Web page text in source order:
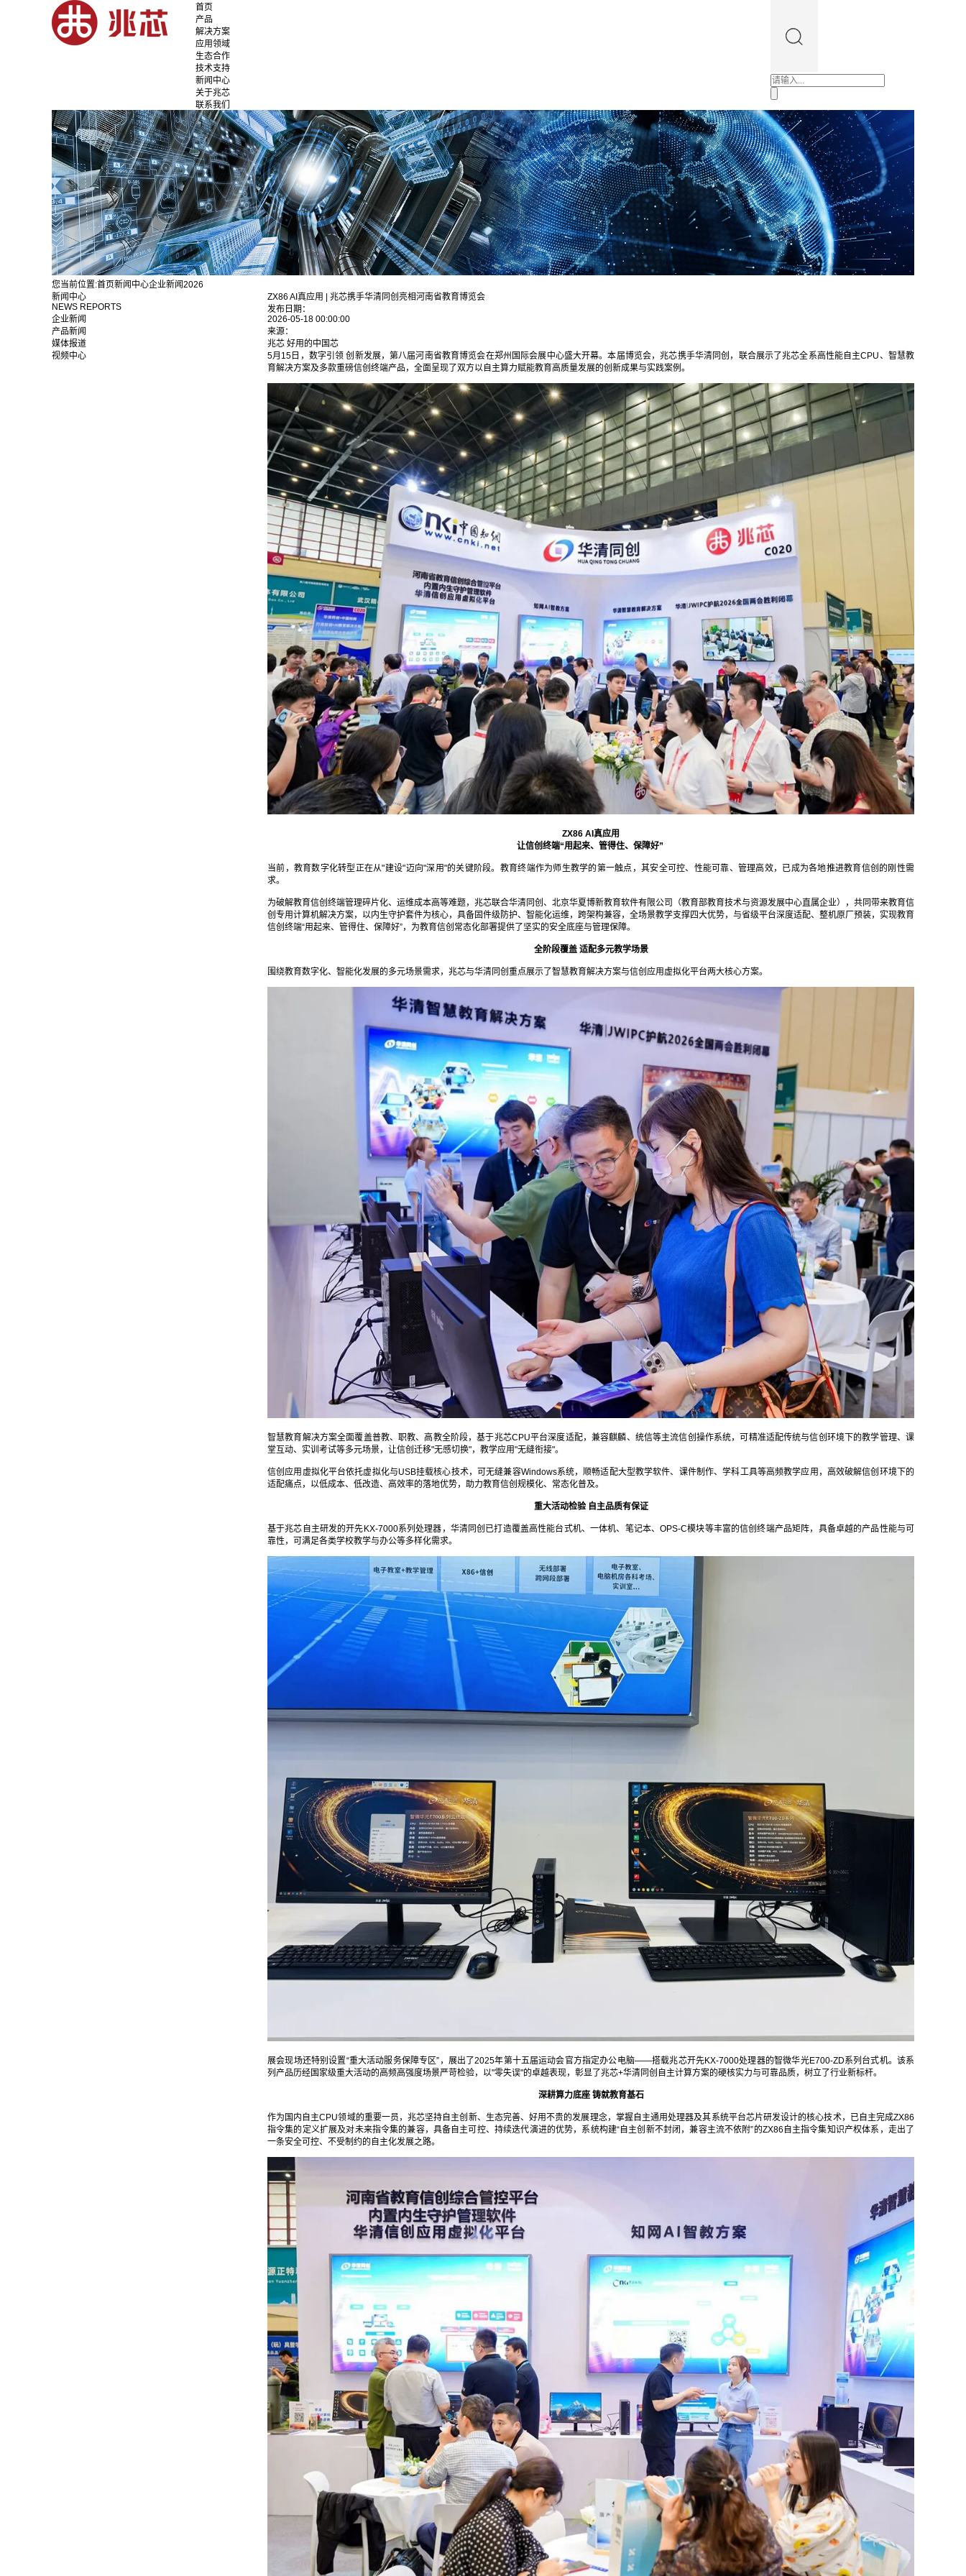
首页
产品
解决方案
应用领域
生态合作
技术支持
新闻中心
关于兆芯
联系我们
您当前位置:首页新闻中心企业新闻2026
新闻中心
NEWS REPORTS
企业新闻
产品新闻
媒体报道
视频中心
ZX86 AI真应用 | 兆芯携手华清同创亮相河南省教育博览会
发布日期：
2026-05-18 00:00:00
来源：
兆芯 好用的中国芯
5月15日，数字引领 创新发展，第八届河南省教育博览会在郑州国际会展中心盛大开幕。本届博览会，兆芯携手华清同创，联合展示了兆芯全系高性能自主CPU、智慧教
育解决方案及多款重磅信创终端产品，全面呈现了双方以自主算力赋能教育高质量发展的创新成果与实践案例。
ZX86 AI真应用
让信创终端“用起来、管得住、保障好”
当前，教育数字化转型正在从"建设"迈向"深用"的关键阶段。教育终端作为师生教学的第一触点，其安全可控、性能可靠、管理高效，已成为各地推进教育信创的刚性需
求。
为破解教育信创终端管理碎片化、运维成本高等难题，兆芯联合华清同创、北京华夏博新教育软件有限公司（教育部教育技术与资源发展中心直属企业），共同带来教育信
创专用计算机解决方案，以内生守护套件为核心，具备固件级防护、智能化运维，跨架构兼容，全场景教学支撑四大优势，与省级平台深度适配、整机原厂预装，实现教育
信创终端“用起来、管得住、保障好”，为教育信创常态化部署提供了坚实的安全底座与管理保障。
全阶段覆盖 适配多元教学场景
围绕教育数字化、智能化发展的多元场景需求，兆芯与华清同创重点展示了智慧教育解决方案与信创应用虚拟化平台两大核心方案。
智慧教育解决方案全面覆盖普教、职教、高教全阶段，基于兆芯CPU平台深度适配，兼容麒麟、统信等主流信创操作系统，可精准适配传统与信创环境下的教学管理、课
堂互动、实训考试等多元场景，让信创迁移"无感切换"，教学应用"无缝衔接"。
信创应用虚拟化平台依托虚拟化与USB挂载核心技术，可无缝兼容Windows系统，顺畅适配大型教学软件、课件制作、学科工具等高频教学应用，高效破解信创环境下的
适配痛点，以低成本、低改造、高效率的落地优势，助力教育信创规模化、常态化普及。
重大活动检验 自主品质有保证
基于兆芯自主研发的开先KX-7000系列处理器，华清同创已打造覆盖高性能台式机、一体机、笔记本、OPS-C模块等丰富的信创终端产品矩阵，具备卓越的产品性能与可
靠性，可满足各类学校教学与办公等多样化需求。
展会现场还特别设置“重大活动服务保障专区”，展出了2025年第十五届运动会官方指定办公电脑——搭载兆芯开先KX-7000处理器的智微华光E700-ZD系列台式机。该系
列产品历经国家级重大活动的高频高强度场景严苛检验，以"零失误"的卓越表现，彰显了兆芯+华清同创自主计算方案的硬核实力与可靠品质，树立了行业新标杆。
深耕算力底座 铸就教育基石
作为国内自主CPU领域的重要一员，兆芯坚持自主创新、生态完善、好用不贵的发展理念，掌握自主通用处理器及其系统平台芯片研发设计的核心技术，已自主完成ZX86
指令集的定义扩展及对未来指令集的兼容，具备自主可控、持续迭代演进的优势，系统构建“自主创新不封闭，兼容主流不依附”的ZX86自主指令集知识产权体系，走出了
一条安全可控、不受制约的自主化发展之路。